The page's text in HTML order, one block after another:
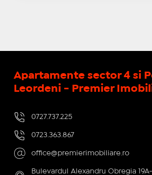
Apartamente sector 4 si
Leordeni - Premier
0727.737.225
0723.363.867
office@premierimobiliare.ro
Bulevardul Alexandru Obregia